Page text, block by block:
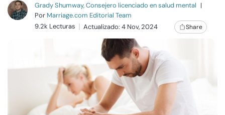
Relaciones
Cursos
Grady Shumway, Consejero licenciado en salud mental |
Por Marriage.com Editorial Team
9.2k Lecturas
Actualizado: 4 Nov, 2024 Share